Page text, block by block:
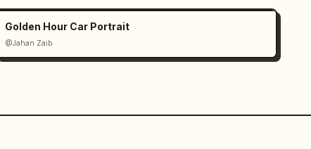
Golden Hour Car Portrait
@Jahan Zaib